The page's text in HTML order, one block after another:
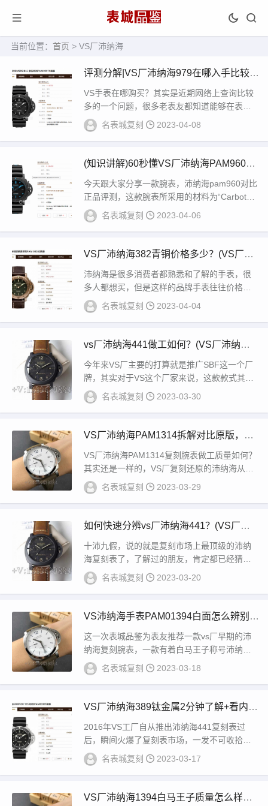
当前位置： 首页 > VS厂沛纳海
评测分解|VS厂沛纳海979在哪入手比较省
心？
VS手表在哪购买？其实是近期网络上查询比较
多的一个问题，很多老表友都知道能够在表城
品鉴这里就能入手！但是随着网络的发展，抖
音短视...
名表城复刻 2023-04-08
(知识讲解)60秒懂VS厂沛纳海PAM960值
不值购买？
今天跟大家分享一款腕表，沛纳海pam960对比
正品评测，这款腕表所采用的材料为“Carbotec
h碳纤维复合物料”，主要成分为碳...
名表城复刻 2023-04-06
VS厂沛纳海382青铜价格多少？(VS厂沛
纳海哪里买？)
沛纳海是很多消费者都熟悉和了解的手表，很
多人都想买，但是这样的品牌手表往往价格昂
贵，一般工薪阶层都买不起，这就导致了沛纳
海复...
名表城复刻 2023-04-04
vs厂沛纳海441做工如何？(VS厂沛纳海4
41市场价多少)
今年来VS厂主要的打算就是推广SBF这一个厂
牌，其实对于VS这个厂家来说，这款款式其实
并不叫V3版本，而是SBF厂复刻版本！但是...
名表城复刻 2023-03-30
VS厂沛纳海PAM1314拆解对比原版，差
距大不大？
VS厂沛纳海PAM1314复刻腕表做工质量如何？
其实还是一样的，VS厂复刻还原的沛纳海从始
至终，都没有一款让人失望过！其整体视觉...
名表城复刻 2023-03-29
如何快速分辨vs厂沛纳海441？(VS厂沛
纳海441质量怎么样)
十沛九假，说的就是复刻市场上最顶级的沛纳
海复刻表了，了解过的朋友，肯定都已经猜到
了vs厂沛纳海，这个厂家做工尤为出色，尤其
是机芯...
名表城复刻 2023-03-20
VS沛纳海手表PAM01394白面怎么辨别？
以下三点教您！
这一次表城品鉴为表友推荐一款vs厂早期的沛
纳海复刻腕表，一款有着白马王子称号沛纳海1
394！而且市场上发售也有两三年了，返修率
也...
名表城复刻 2023-03-18
VS厂沛纳海389钛金属2分钟了解+看内行
人揭秘
2016年VS工厂自从推出沛纳海441复刻表过
后，瞬间火爆了复刻表市场，一发不可收拾，
连续推出了沛纳海复刻表各种款式，包括今天
这...
名表城复刻 2023-03-17
VS厂沛纳海1394白马王子质量怎么样？